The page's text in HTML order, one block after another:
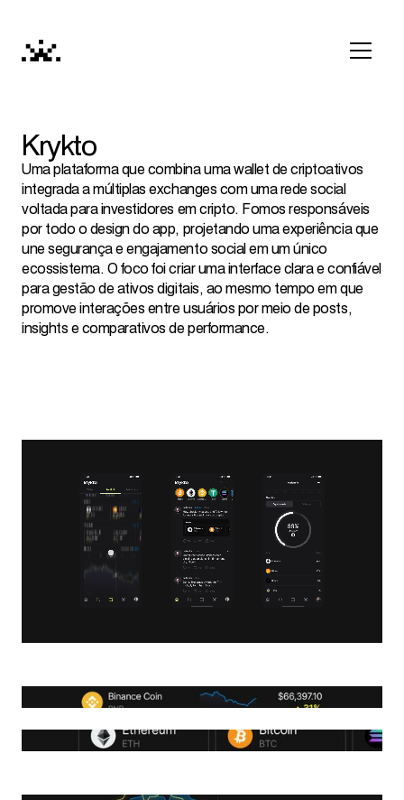
Krykto
Uma plataforma que combina uma wallet de criptoativos
integrada a múltiplas exchanges com uma rede social
voltada para investidores em cripto. Fomos responsáveis
por todo o design do app, projetando uma experiência que
une segurança e engajamento social em um único
ecossistema. O foco foi criar uma interface clara e confiável
para gestão de ativos digitais, ao mesmo tempo em que
promove interações entre usuários por meio de posts,
insights e comparativos de performance.